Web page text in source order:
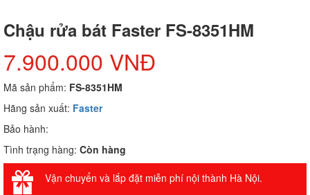
Chậu rửa bát Faster FS-8351HM
7.900.000 VNĐ
Mã sản phẩm: FS-8351HM
Hãng sản xuất: Faster
Bảo hành:
Tình trạng hàng: Còn hàng
Vận chuyển và lắp đặt miễn phí nội thành Hà Nội.